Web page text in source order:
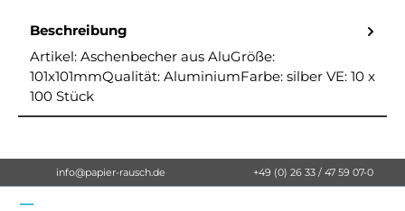
Beschreibung
Artikel: Aschenbecher aus AluGröße:
101x101mmQualität: AluminiumFarbe: silber VE: 10 x
100 Stück
info@papier-rausch.de +49 (0) 26 33 / 47 59 07-0